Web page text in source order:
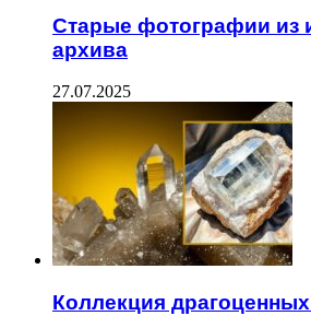
Старые фотографии из
архива
27.07.2025
Коллекция